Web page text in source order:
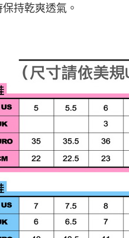
持乾爽透氣。